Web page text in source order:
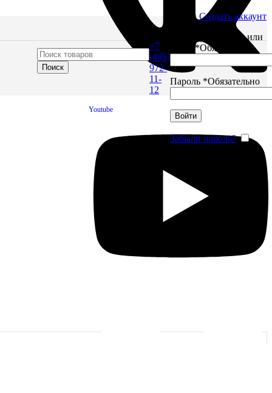
Youtube
Поиск
+7
(495)
972-
11-
12
ВойтиСоздать аккаунт
Имя пользователя или
*Обязательно
Пароль *Обязательно
Войти
Забыли пароль?